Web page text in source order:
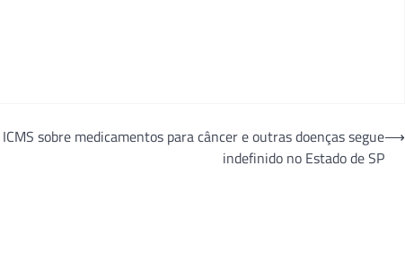
ICMS sobre medicamentos para câncer e outras doenças segue
indefinido no Estado de SP
⟶